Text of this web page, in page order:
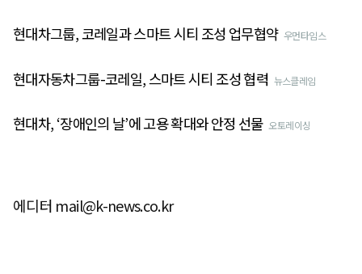
현대차그룹, 코레일과 스마트 시티 조성 업무협약 우먼타임스
현대자동차그룹-코레일, 스마트 시티 조성 협력 뉴스클레임
현대차, ‘장애인의 날’에 고용 확대와 안정 선물 오토레이싱
에디터 mail@k-news.co.kr